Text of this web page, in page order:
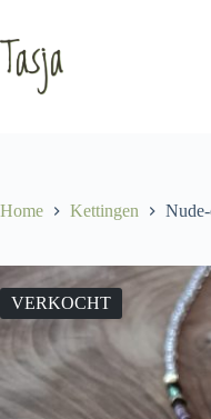
de
inhoud
Home Kettingen
VERKOCHT